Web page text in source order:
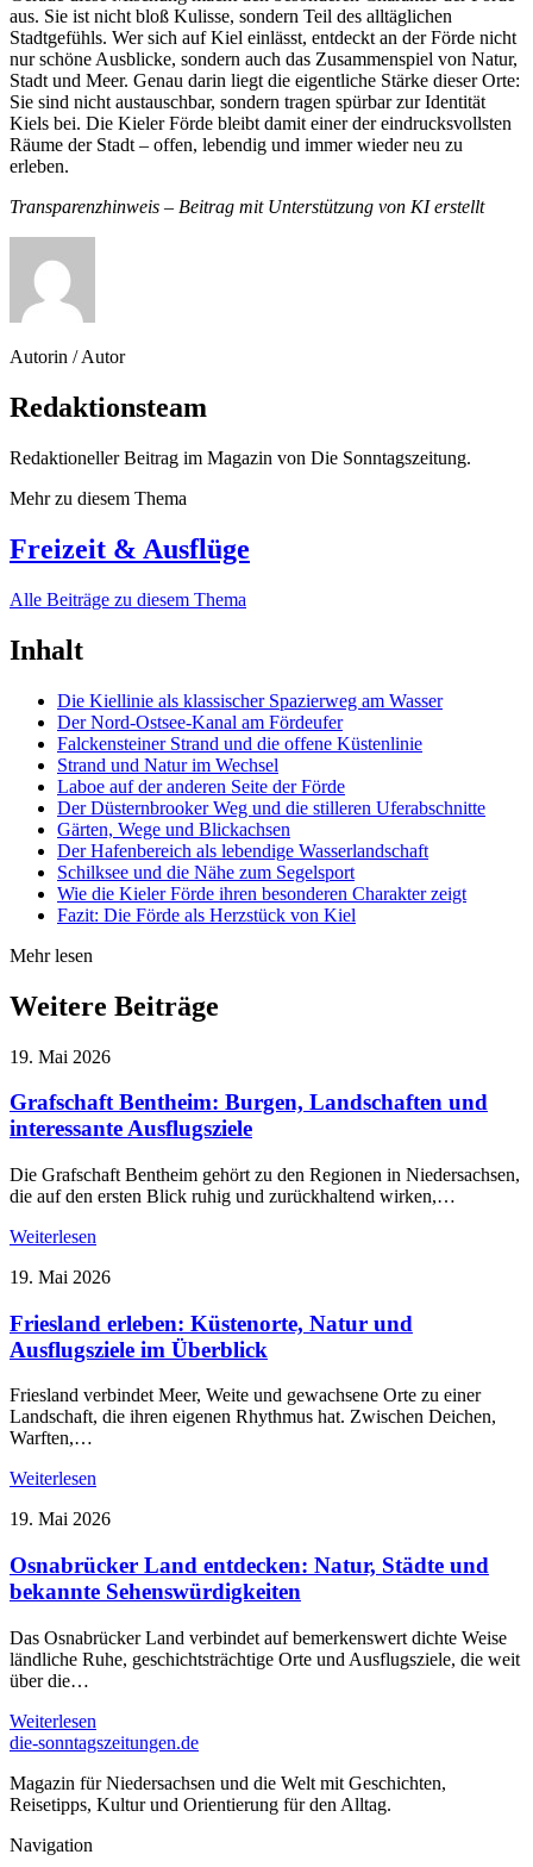
aus. Sie ist nicht bloß Kulisse, sondern Teil des alltäglichen
Stadtgefühls. Wer sich auf Kiel einlässt, entdeckt an der Förde nicht
nur schöne Ausblicke, sondern auch das Zusammenspiel von Natur,
Stadt und Meer. Genau darin liegt die eigentliche Stärke dieser Orte:
Sie sind nicht austauschbar, sondern tragen spürbar zur Identität
Kiels bei. Die Kieler Förde bleibt damit einer der eindrucksvollsten
Räume der Stadt – offen, lebendig und immer wieder neu zu
erleben.
Transparenzhinweis – Beitrag mit Unterstützung von KI erstellt
Autorin / Autor
Redaktionsteam
Redaktioneller Beitrag im Magazin von Die Sonntagszeitung.
Mehr zu diesem Thema
Freizeit & Ausflüge
Alle Beiträge zu diesem Thema
Inhalt
Die Kiellinie als klassischer Spazierweg am Wasser
Der Nord-Ostsee-Kanal am Fördeufer
Falckensteiner Strand und die offene Küstenlinie
Strand und Natur im Wechsel
Laboe auf der anderen Seite der Förde
Der Düsternbrooker Weg und die stilleren Uferabschnitte
Gärten, Wege und Blickachsen
Der Hafenbereich als lebendige Wasserlandschaft
Schilksee und die Nähe zum Segelsport
Wie die Kieler Förde ihren besonderen Charakter zeigt
Fazit: Die Förde als Herzstück von Kiel
Mehr lesen
Weitere Beiträge
19. Mai 2026
Grafschaft Bentheim: Burgen, Landschaften und
interessante Ausflugsziele
Die Grafschaft Bentheim gehört zu den Regionen in Niedersachsen,
die auf den ersten Blick ruhig und zurückhaltend wirken,…
Weiterlesen
19. Mai 2026
Friesland erleben: Küstenorte, Natur und
Ausflugsziele im Überblick
Friesland verbindet Meer, Weite und gewachsene Orte zu einer
Landschaft, die ihren eigenen Rhythmus hat. Zwischen Deichen,
Warften,…
Weiterlesen
19. Mai 2026
Osnabrücker Land entdecken: Natur, Städte und
bekannte Sehenswürdigkeiten
Das Osnabrücker Land verbindet auf bemerkenswert dichte Weise
ländliche Ruhe, geschichtsträchtige Orte und Ausflugsziele, die weit
über die…
Weiterlesen
die-sonntagszeitungen.de
Magazin für Niedersachsen und die Welt mit Geschichten,
Reisetipps, Kultur und Orientierung für den Alltag.
Navigation